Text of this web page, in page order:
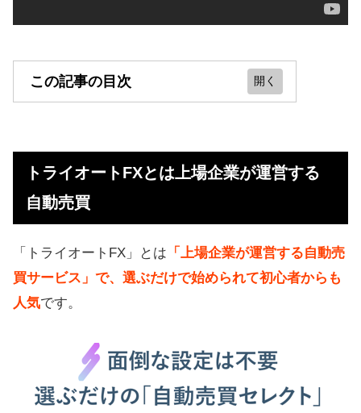
この記事の目次
する自動売買
【結論】1ヶ月で6.5万円稼げました
トライオートFXの特徴（儲かる仕組
トライオートFXのデメリット
ネット上の評判、口コミ（悪い評価
上場企業が運営で信託保全（分別管
理）あり
トライオートFXとは上場企業が運営する
自動売買
「トライオートFX」とは 「上場企業が運営する自動売
買サービス」で、選ぶだけで始められて初心者からも
人気です。